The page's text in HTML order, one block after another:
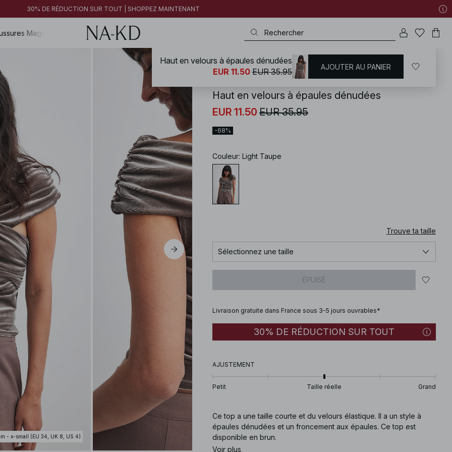
FINAL SALE | SHOPPEZ MAINTENANT
FINAL SALE | SHOPPEZ MAINTENANT
30% DE RÉDUCTION SUR TOUT | SHOPPEZ MAINTENANT
Magazine
- x-small (EU 34, UK 8, US 4)
NA-KD / Vêtements du Nouvel an Top Nouvel an
Haut en velours à épaules dénudées
EUR 11.50 EUR 35.95
-68%
Couleur: Light Taupe
Trouve ta taille
Sélectionnez une taille
ÉPUISÉ
Livraison gratuite dans France sous 3-5 jours ouvrables*
30% DE RÉDUCTION SUR TOUT
AJUSTEMENT
Petit Taille réelle Grand
Ce top a une taille courte et du velours élastique. Il a un style à
épaules dénudées et un froncement aux épaules. Ce top est
disponible en brun.
Voir plus
Haut en velours à épaules dénudées
EUR 11.50 EUR 35.95 AJOUTER AU PANIER